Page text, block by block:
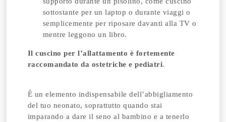
sottostante per un laptop o durante viaggi o
semplicemente per riposare davanti alla TV o
mentre leggono un libro.
Il cuscino per l’allattamento è fortemente
raccomandato da ostetriche e pediatri.
È un elemento indispensabile dell’abbigliamento
del tuo neonato, soprattutto quando stai
imparando a dare il seno al bambino e a tenerlo